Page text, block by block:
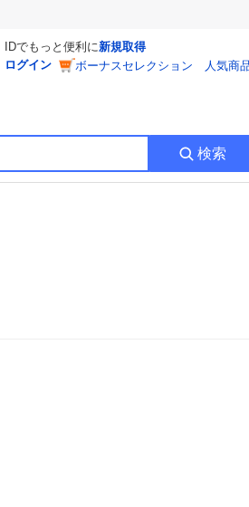
IDでもっと便利に新規取得
ログイン
ボーナスセレクション 人気商
検索